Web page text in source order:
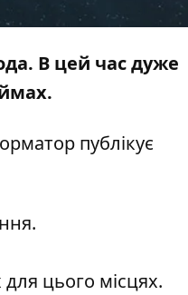
В цей час дуже
публікує
цього місцях.